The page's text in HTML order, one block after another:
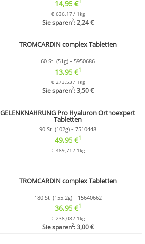
14,95 €1
€ 636,17 / 1kg
Sie sparen2: 2,24 €
TROMCARDIN complex Tabletten
60 St (51g) – 5950686
13,95 €1
€ 273,53 / 1kg
Sie sparen2: 3,50 €
GELENKNAHRUNG Pro Hyaluron Orthoexpert
Tabletten
90 St (102g) – 7510448
49,95 €1
€ 489,71 / 1kg
TROMCARDIN complex Tabletten
180 St (155.2g) – 15640662
36,95 €1
€ 238,08 / 1kg
Sie sparen2: 3,00 €